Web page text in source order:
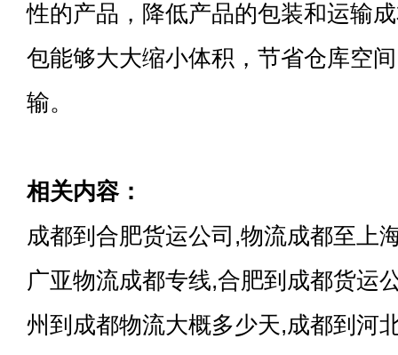
性的产品，降低产品的包装和运输
包能够大大缩小体积，节省仓库空
输。
相关内容：
成都到合肥货运公司,物流成都至上
广亚物流成都专线,合肥到成都货运
州到成都物流大概多少天,成都到河